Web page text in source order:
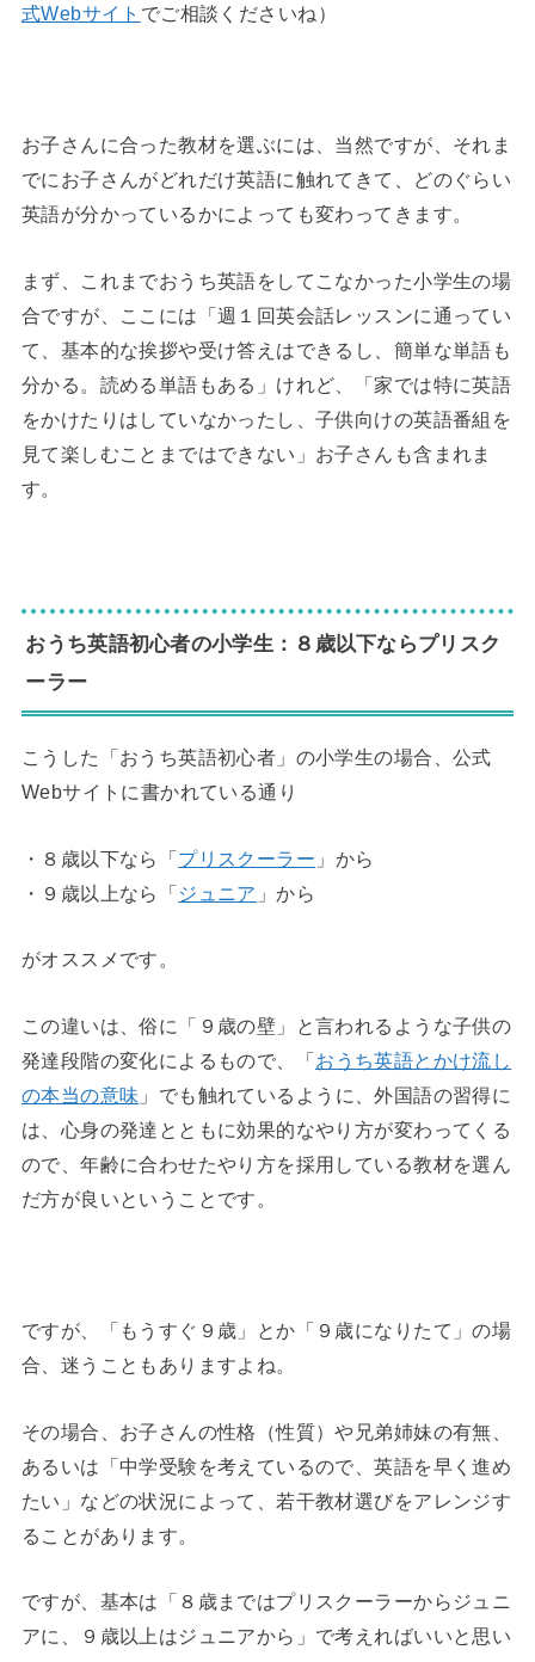
式Webサイト でご相談くださいね）
お子さんに合った教材を選ぶには、当然ですが、それま
でにお子さんがどれだけ英語に触れてきて、どのぐらい
英語が分かっているかによっても変わってきます。
まず、これまでおうち英語をしてこなかった小学生の場
合ですが、ここには「週１回英会話レッスンに通ってい
て、基本的な挨拶や受け答えはできるし、簡単な単語も
分かる。読める単語もある」けれど、「家では特に英語
をかけたりはしていなかったし、子供向けの英語番組を
見て楽しむことまではできない」お子さんも含まれま
す。
おうち英語初心者の小学生：８歳以下ならプリスク
ーラー
こうした「おうち英語初心者」の小学生の場合、公式
Webサイトに書かれている通り
・８歳以下なら「プリスクーラー 」から
・９歳以上なら「ジュニア 」から
がオススメです。
この違いは、俗に「９歳の壁」と言われるような子供の
発達段階の変化によるもので、「おうち英語とかけ流し
の本当の意味 」でも触れているように、外国語の習得に
は、心身の発達とともに効果的なやり方が変わってくる
ので、年齢に合わせたやり方を採用している教材を選ん
だ方が良いということです。
ですが、「もうすぐ９歳」とか「９歳になりたて」の場
合、迷うこともありますよね。
その場合、お子さんの性格（性質）や兄弟姉妹の有無、
あるいは「中学受験を考えているので、英語を早く進め
たい」などの状況によって、若干教材選びをアレンジす
ることがあります。
ですが、基本は「８歳まではプリスクーラーからジュニ
アに、９歳以上はジュニアから」で考えればいいと思い